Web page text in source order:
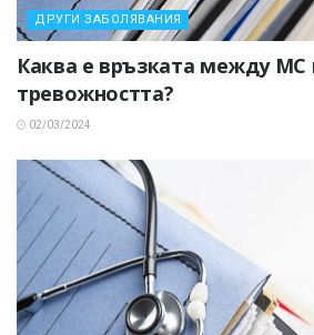
ДРУГИ ЗАБОЛЯВАНИЯ
Каква е връзката между МС
тревожността?
02/03/2024